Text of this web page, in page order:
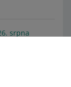
srpna
a proč